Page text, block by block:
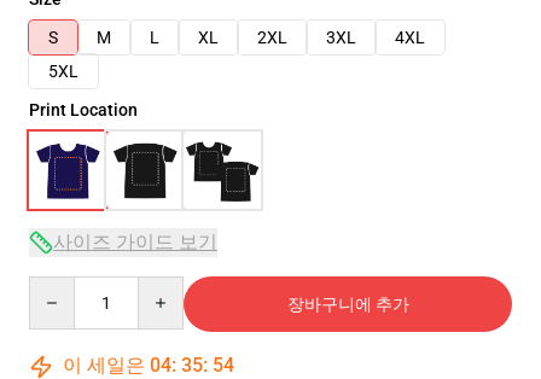
S
M L XL 2XL 3XL
4XL
5XL
Print Location
사이즈 가이드 보기
장바구니에 추가
이 세일은 04: 35: 53